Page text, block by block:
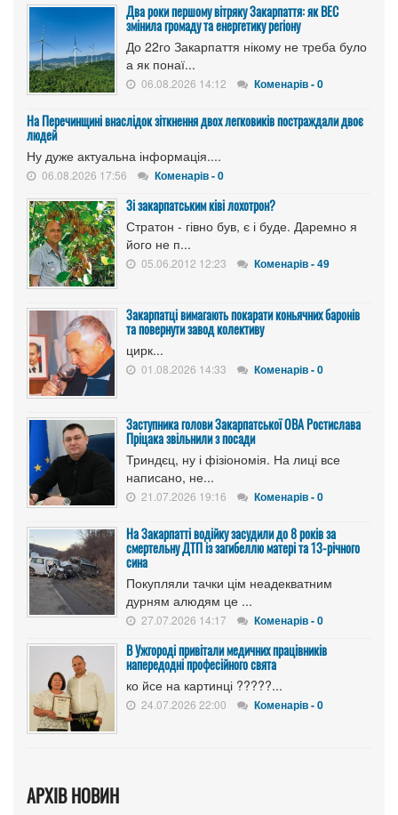
Два роки першому вітряку Закарпаття: як ВЕС
змінила громаду та енергетику регіону
До 22го Закарпаття нікому не треба було
а як понаї...
06.08.2026 14:12 Коменарів - 0
На Перечинщині внаслідок зіткнення двох легковиків постраждали двоє
людей
Ну дуже актуальна інформація....
06.08.2026 17:56 Коменарів - 0
Зі закарпатським ківі лохотрон?
Стратон - гівно був, є і буде. Даремно я
його не п...
05.06.2012 12:23 Коменарів - 49
Закарпатці вимагають покарати коньячних баронів
та повернути завод колективу
цирк...
01.08.2026 14:33 Коменарів - 0
Заступника голови Закарпатської ОВА Ростислава
Пріцака звільнили з посади
Триндєц, ну і фізіономія. На лиці все
написано, не...
21.07.2026 19:16 Коменарів - 0
На Закарпатті водійку засудили до 8 років за
смертельну ДТП із загибеллю матері та 13-річного
сина
Покупляли тачки цім неадекватним
дурням алюдям це ...
27.07.2026 14:17 Коменарів - 0
В Ужгороді привітали медичних працівників
напередодні професійного свята
ко йсе на картинці ?????...
24.07.2026 22:00 Коменарів - 0
АРХІВ НОВИН